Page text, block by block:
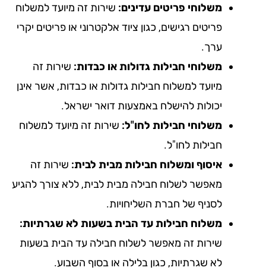
משלוחי פריטים עדינים:שירות זה מיועד למשלוח
פריטים רגישים, כגון ציוד אלקטרוני או פריטים יקרי
משלוחי חבילות גדולות או כבדות:שירות זה
מיועד למשלוח חבילות גדולות או כבדות, אשר אינן
יכולות להישלח באמצעות דואר ישראל.
משלוחי חבילות לחו"ל:שירות זה מיועד למשלוח
חבילות לחו"ל.
איסוף ומשלוח חבילות מבית לבית:שירות זה
מאפשר לשלוח חבילה מבית לבית, ללא צורך להגיע
לסניף של חברת השליחויות.
משלוח חבילות עד הבית בשעות לא שגרתיות:
שירות זה מאפשר לשלוח חבילה עד הבית בשעות
לא שגרתיות, כגון בלילה או בסוף השבוע.